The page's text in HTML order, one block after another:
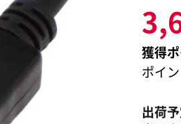
獲得
ポイン
出荷